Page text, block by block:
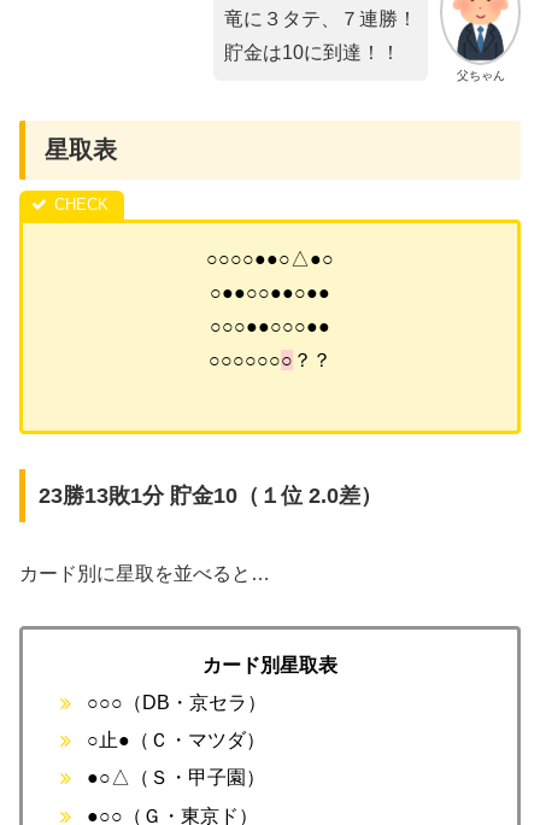
父ちゃん
竜に３タテ、７連勝！
貯金は10に到達！！
星取表
○○○○●●○△●○
○●●○○●●○●●
○○○●●○○○●●
○○○○○○○ ？？
23勝13敗1分 貯金10（１位 2.0差）
カード別に星取を並べると…
カード別星取表
○○○（DB・京セラ）
○止●（Ｃ・マツダ）
●○△（Ｓ・甲子園）
●○○（Ｇ・東京ド）